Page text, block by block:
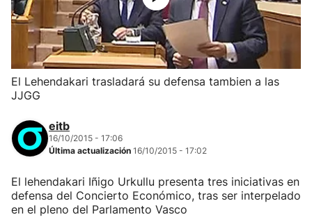
El Lehendakari trasladará su defensa tambien a las
JJGG
eitb
16/10/2015 - 17:06
Última actualización 16/10/2015 - 17:02
El lehendakari Iñigo Urkullu presenta tres iniciativas en
defensa del Concierto Económico, tras ser interpelado
en el pleno del Parlamento Vasco